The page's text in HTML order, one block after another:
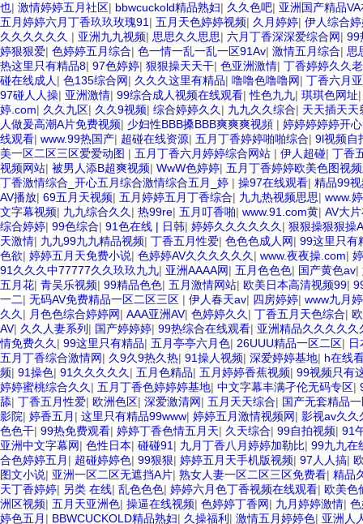
也| 激情婷婷五月社区| bbwcuckold精品熟妇| 久久色吧| 亚洲国产精品
五月婷婷六月丁香玖玖玫瑰91 | 五月天色婷婷视频| 久月婷婷| 伊人综合
久久久久久久 | 亚洲九九视频| 思思久久思思| 六月丁香深深爱综合网| 99
婷狠狠爱| 色婷婷五月综合| 色一情一乱一乱一区91Av| 激情五月综合| 思
热这里只有精品8| 97色婷婷| 狠狠操天天干| 色亚洲激情| 丁香婷婷久久
碰在线成人 | 色135综合网| 久久久这里有精品| 噜噜色噜噜网| 丁香六月
97碰人人操| 亚洲激情| 99综合成人视频在线观看|性色九九| 琪琪色网址
婷.com| 久久九区| 久久9视频| 综合婷婷久久 | 九九久久综合| 天天插天天
人做爰高潮A片免费视频| 少妇性BBB搡BBB爽爽爽视頻 | 婷婷婷婷婷开
线观看| www.99热国产| 超碰在线资源| 五月丁香婷婷啪啪综合| 9l视频自
美一区二区三区爱爱动图 | 五月丁香六月婷婷综合网站 | 伊人超碰| 丁香
视频网站| 被男人添B超爽视频| WwW色婷婷| 五月丁香婷婷欧美色图视
丁香激情综合_开心五月综合激情综合五月_婷 | 操97在线观看| 精品99
AV播放| 69五月天视频| 五月婷婷五月丁香综合| 九九热视频思思| www.
文字幕视频| 九九综合久久 | 热99re| 五月叮香啪| www.91.com黄| AV大
综合婷婷| 99色综合| 91色在线 | 日韩| 婷婷久久久久久久 | 狠狠操狠狠操
天激情| 九九99九九精品视频| 丁香五月性爱| 色色色成人网| 99这里只有
色欲| 婷婷五月天免费小说| 色婷婷AV久久久久久久 | www.夜夜操.com|
91久久久中77777久久玖玖九九| 亚洲AAAA网| 五月色色色| 国产黄色av|
五月花| 青吴乐视频| 99精品色色| 五月激情网站| 欧美日本高清视频99|
一二| 无码AV免费精品一区二区三区 | 伊人春天av| 四房婷婷| www九月
久久 | 月色色综合婷婷网| AAA亚洲AV| 色婷婷久久 | 丁香五月天色综合|
AV| 久久人妻系列 | 国产婷婷婷| 99热综合在线观看| 亚洲精品久久久久
情免费久久 | 99这里只有精品| 五月亭亭六月色| 26UUU精品一区二区|
五月丁香综合激情网| 久9久9热久热| 91操人视频| 深爱婷婷基地| h在线
频| 91操色| 91久久久久久 | 五月色精品| 五月婷婷香蕉视频| 99视频只有
婷婷蜜桃综合久久 | 五月丁香色婷婷婷基地| 中文字幕丰满孑伦无码专区|
舔| 丁香五月性爱| 欧洲色区| 深爱激清网| 五月天天综合| 国产无套精品
影院| 婷香五月 | 这里只有精品99www| 婷婷五月激情视频网| 影视av久久
色色干| 99热免费观看| 婷婷丁香色情五月天| 久天综合| 99自拍视频| 91
亚洲中文字幕网| 色性日本| 碰碰91 | 九月丁香八月婷婷加勒比| 99九九在
合色婷婷五月 | 超碰婷婷色| 99狠狠| 婷婷五月天手机版视频| 97人人搞|
图文小说| 亚洲一区二区无遮挡A片| 熟女人妻一区二区三区免费看| 精品
天丁香婷婷| 另类 在线| 乱色色色| 婷婷六月色丁香视频在线观看| 欧美色
洲区视频| 五月天亚洲色| 操逼在线视频| 色婷婷丁香网| 九月婷婷激情|
婷色五月 | BBWCUCKOLD精品熟妇| 久操福利 | 激情五月婷婷色| 亚洲人